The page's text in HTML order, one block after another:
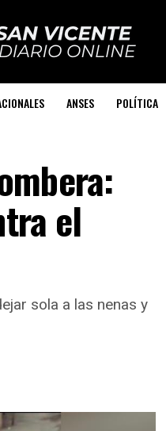
ANSES POLÍTICA
el
sola a las nenas y